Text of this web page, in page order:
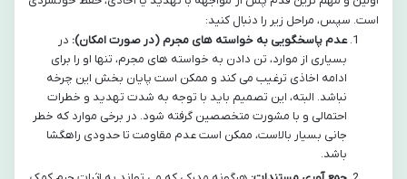
است. سپس، مراحل زیر را دنبال کنید:
عدم پاسخگویی به خواسته های مجرم (در صورت امکان): در
بسیاری از موارد، تن دادن به خواسته های مجرم، تنها او را برای
ادامه اخاذی ترغیب می کند و ممکن است پایان بخش این چرخه
نباشد. البته، این تصمیم باید با توجه به شدت تهدید و خطرات
احتمالی و با مشورت متخصصین گرفته شود. در برخی موارد که خطر
جانی بسیار بالاست، ممکن است عدم مقاومت تا حدودی راهگشا
باشد.